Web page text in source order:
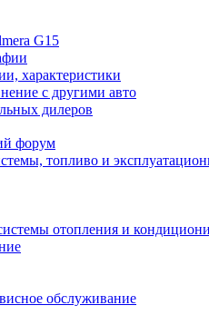
G15
характеристики
с другими авто
дилеров
форум
топливо и
отопления и
обслуживание